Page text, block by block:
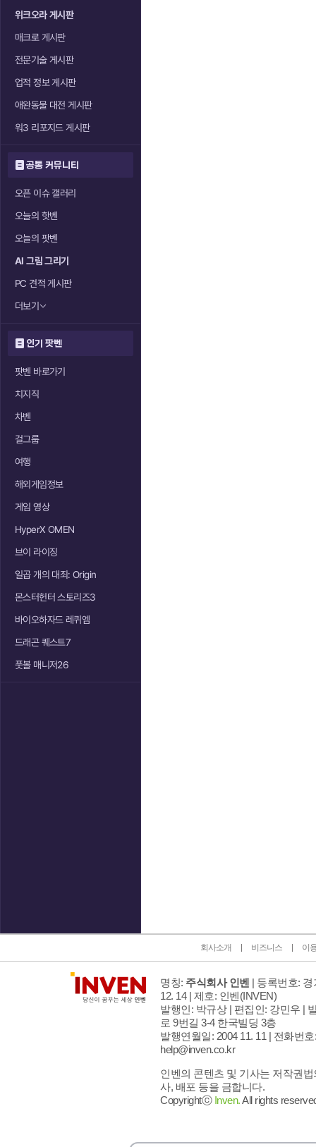
위크오라 게시판
매크로 게시판
전문기술 게시판
업적 정보 게시판
애완동물 대전 게시판
워3 리포지드 게시판
공통 커뮤니티
오픈 이슈 갤러리
오늘의 핫벤
오늘의 팟벤
AI 그림 그리기
PC 견적 게시판
더보기
인기 팟벤
팟벤 바로가기
치지직
차벤
걸그룹
여행
해외게임정보
게임 영상
HyperX OMEN
브이 라이징
일곱 개의 대죄: Origin
몬스터헌터 스토리즈3
바이오하자드 레퀴엠
드래곤 퀘스트7
풋볼 매니저26
회사소개 비즈니스 이
명칭: 주식회사 인벤 | 등록번호:
12. 14 | 제호: 인벤(INVEN)
발행인: 박규상 | 편집인: 강민우 |
로 9번길 3-4 한국빌딩 3층
발행연월일: 2004 11. 11 | 전화번호
help@inven.co.kr
인벤의 콘텐츠 및 기사는 저작권
사, 배포 등을 금합니다.
Copyrightⓒ Inven.All rights